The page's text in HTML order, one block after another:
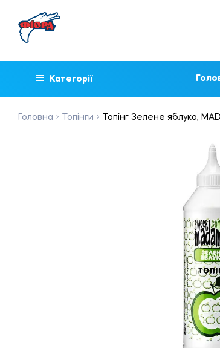
Категорії
Головна Топінги Топінг Зелене яблуко,